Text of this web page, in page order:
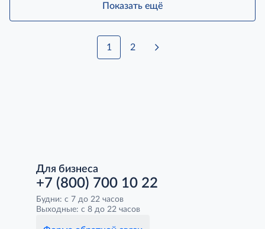
Показать ещё
1 2
Для бизнеса
+7 (800) 700 10 22
Будни: с 7 до 22 часов
Выходные: с 8 до 22 часов